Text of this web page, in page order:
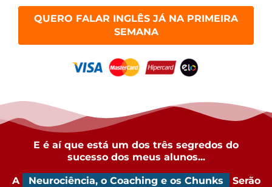
QUERO FALAR INGLÊS JÁ NA PRIMEIRA
SEMANA
E é aí que está um dos três segredos do
sucesso dos meus alunos...
A Neurociência, o Coaching e os Chunks
Serão